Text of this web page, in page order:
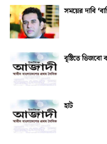
সময়ের দাবি
বৃষ্টিতে ভিজবো
হাট